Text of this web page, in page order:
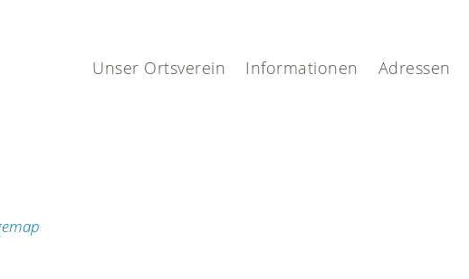
Unser Ortsverein Informationen Adressen